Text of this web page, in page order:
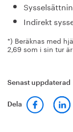
Indirekt
*) Beräknas med
2,69 som i sin tur
Senast uppdaterad
Dela